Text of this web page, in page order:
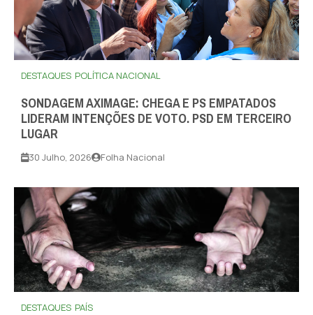
DESTAQUES POLÍTICA NACIONAL
SONDAGEM AXIMAGE: CHEGA E PS EMPATADOS
LIDERAM INTENÇÕES DE VOTO. PSD EM TERCEIRO
LUGAR
30 Julho, 2026 Folha Nacional
DESTAQUES PAÍS